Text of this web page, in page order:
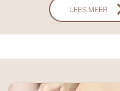
LEES MEER